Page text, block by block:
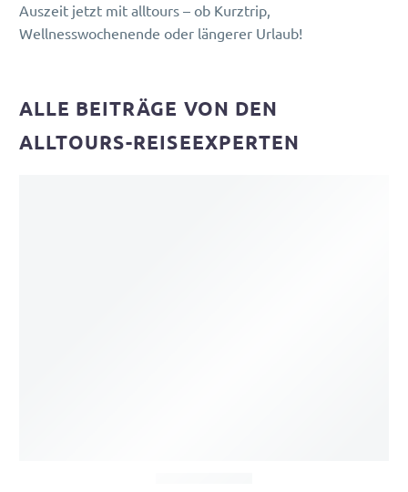
Auszeit jetzt mit alltours – ob Kurztrip,
Wellnesswochenende oder längerer Urlaub!
ALLE BEITRÄGE VON DEN
ALLTOURS-REISEEXPERTEN